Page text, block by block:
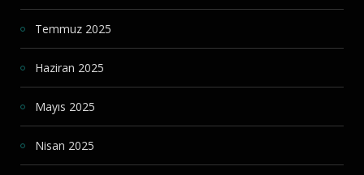
Temmuz 2025
Haziran 2025
Mayıs 2025
Nisan 2025